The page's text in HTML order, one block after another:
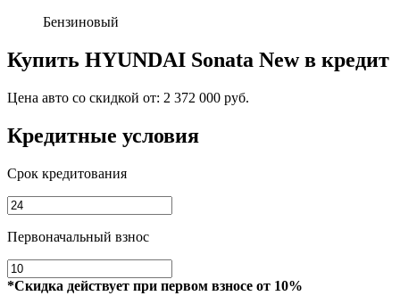
Бензиновый
Купить HYUNDAI Sonata Newв кредит
Цена авто со скидкой от: 2 372 000 руб.
Кредитные условия
Срок кредитования
Первоначальный взнос
*Скидка действует при первом взносе от 10%